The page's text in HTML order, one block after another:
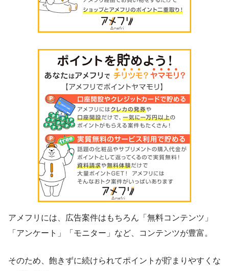
アメフリには、広告案件はもちろん「無料コンテンツ」
「アンケート」「モニター」など、コンテンツが豊富。
そのため、飽きずに続けられてポイントが貯まりやすくな